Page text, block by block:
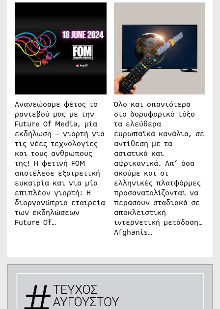
Ανανεώσαμε φέτος το
ραντεβού μας με την
Future Of Media, μία
εκδήλωση – γιορτή για
τις νέες τεχνολογίες
και τους ανθρώπους
της! Η φετινή FOM
αποτέλεσε εξαιρετική
ευκαιρία και για μία
επιπλέον γιορτή: Η
διοργανώτρια εταιρεία
των εκδηλώσεων
Future Of…
Όλο και σπανιότερα
στο δορυφορικό τόξο
τα ελεύθερα
ευρωπαϊκά κανάλια, σε
αντίθεση με τα
ασιατικά και
αφρικανικά. Απ’ όσα
ακούμε και οι
ελληνικές πλατφόρμες
προσανατολίζονται να
περάσουν σταδιακά σε
αποκλειστική
ιντερνετική μετάδοση…
Afghanis…